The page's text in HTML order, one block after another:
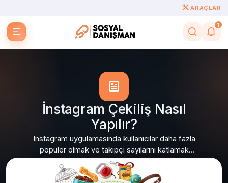
ARAÇLAR
1
İnstagram Çekiliş Nasıl
Yapılır?
Instagram uygulamasında kullanıcılar daha fazla
popüler olmak ve takipçi sayılarını katlamak
adına çekilişler düzenlemektedir.